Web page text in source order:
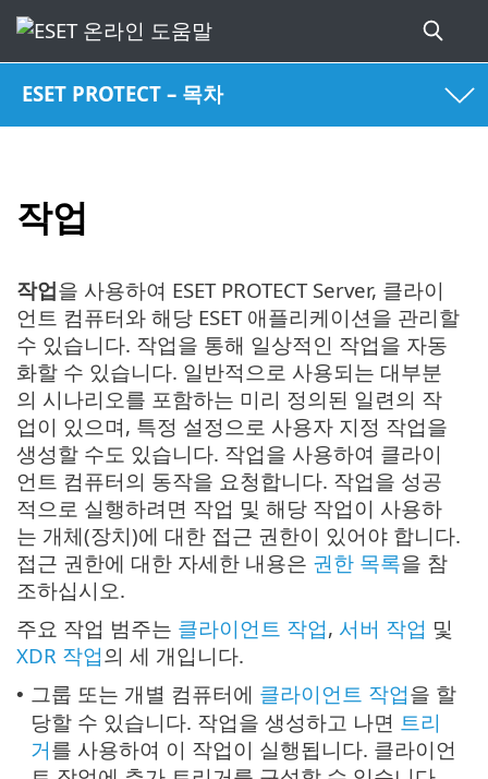
ESET PROTECT – 목차
작업
작업을 사용하여 ESET PROTECT Server, 클라이
언트 컴퓨터와 해당 ESET 애플리케이션을 관리할
수 있습니다. 작업을 통해 일상적인 작업을 자동
화할 수 있습니다. 일반적으로 사용되는 대부분
의 시나리오를 포함하는 미리 정의된 일련의 작
업이 있으며, 특정 설정으로 사용자 지정 작업을
생성할 수도 있습니다. 작업을 사용하여 클라이
언트 컴퓨터의 동작을 요청합니다. 작업을 성공
적으로 실행하려면 작업 및 해당 작업이 사용하
는 개체(장치)에 대한 접근 권한이 있어야 합니다.
접근 권한에 대한 자세한 내용은 권한 목록을 참
조하십시오.
주요 작업 범주는 클라이언트 작업, 서버 작업 및
XDR 작업의 세 개입니다.
• 그룹 또는 개별 컴퓨터에 클라이언트 작업을 할
당할 수 있습니다. 작업을 생성하고 나면 트리
거를 사용하여 이 작업이 실행됩니다. 클라이언